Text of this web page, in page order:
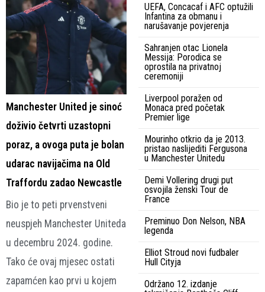
Manchester United je sinoć
doživio četvrti uzastopni
poraz, a ovoga puta je bolan
udarac navijačima na Old
Traffordu zadao Newcastle
Bio je to peti prvenstveni
neuspjeh Manchester Uniteda
u decembru 2024. godine.
Tako će ovaj mjesec ostati
zapamćen kao prvi u kojem
UEFA, Concacaf i AFC optužili
Infantina za obmanu i
narušavanje povjerenja
Sahranjen otac Lionela
Messija: Porodica se
oprostila na privatnoj
ceremoniji
Liverpool poražen od
Monaca pred početak
Premier lige
Mourinho otkrio da je 2013.
pristao naslijediti Fergusona
u Manchester Unitedu
Demi Vollering drugi put
osvojila ženski Tour de
France
Preminuo Don Nelson, NBA
legenda
Elliot Stroud novi fudbaler
Hull Cityja
Održano 12. izdanje